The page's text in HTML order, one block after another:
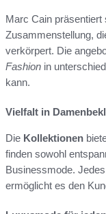
Marc Cain präsentiert
Zusammenstellung,
verkörpert. Die
Fashion in
kann.
Vielfalt in
Die Kollektionen
finden sowohl
Businessmode.
ermöglicht es den